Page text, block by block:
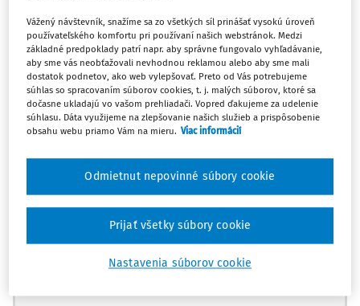
Tento dokument je len pre
predplatiteľov VIP.
Odomknite si prístup zakúpením
predplatného.
Vďaka tomu získate aj:
Kompletný odborný obsah portálu
Všetky praktické nástroje: vzory, smart
dokumenty, knižnica
Vážený návštevník, snažíme sa zo všetkých síl prinášať vysokú úroveň
používateľského komfortu pri používaní našich webstránok. Medzi
základné predpoklady patrí napr. aby správne fungovalo vyhľadávanie,
aby sme vás neobťažovali nevhodnou reklamou alebo aby sme mali
dostatok podnetov, ako web vylepšovať. Preto od Vás potrebujeme
súhlas so spracovaním súborov cookies, t. j. malých súborov, ktoré sa
dočasne ukladajú vo vašom prehliadači. Vopred ďakujeme za udelenie
súhlasu. Dáta využijeme na zlepšovanie našich služieb a prispôsobenie
obsahu webu priamo Vám na mieru. Viac informácií
Nastavenia súborov cookie
Odmietnut nepovinné súbory cookie
Prijať všetky súbory cookie